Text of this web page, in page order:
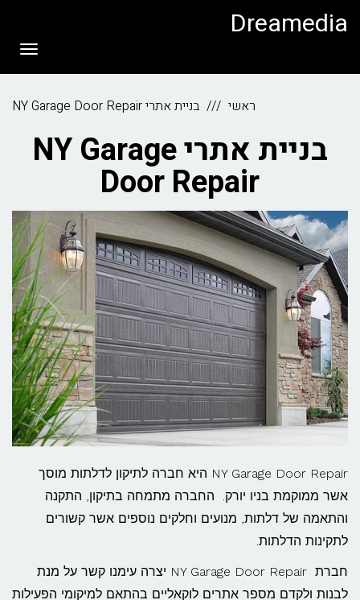
לתוכן
Dreamedia
ראשי בניית אתרי NY Garage Door Repair
בניית אתרי NY Garage
Door Repair
NY Garage Door Repair היא חברה לתיקון לדלתות מוסך
אשר ממוקמת בניו יורק. החברה מתמחה בתיקון, התקנה
והתאמה של דלתות, מנועים וחלקים נוספים אשר קשורים
לתקינות הדלתות.
חברת NY Garage Door Repair יצרה עימנו קשר על מנת
לבנות ולקדם מספר אתרים לוקאליים בהתאם למיקומי הפעילות